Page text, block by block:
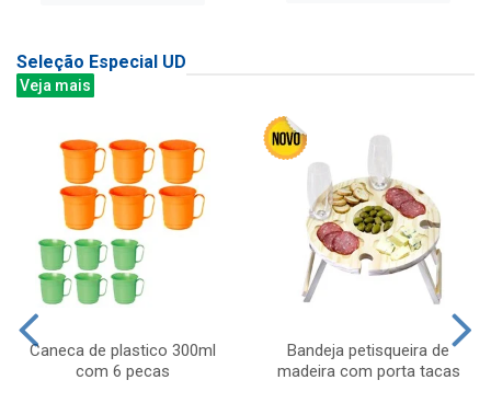
Seleção Especial UD
Veja mais
Caneca de plastico 300ml
com 6 pecas
Bandeja petisqueira de
madeira com porta tacas